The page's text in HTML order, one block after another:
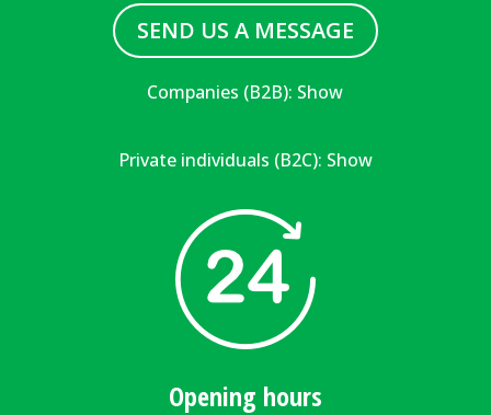
SEND US A MESSAGE
Companies (B2B): Show
Private individuals (B2C): Show
Opening hours